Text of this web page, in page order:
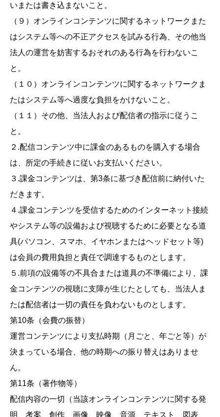
いまたは書き込まないこと。
（９）オンラインコンテンツに関するネットワークまた
はシステム等への不正アクセスを試みる行為、その他当
法人の運営を妨害するおそれのある行為を行わないこ
と。
（１０）オンラインコンテンツに関するネットワークま
たはシステム等へ過度な負担をかけないこと。
（１１）その他、当法人および配信者の指示に従うこ
と。
２.配信コンテンツ中に課金のあるものを購入する場合
は、所定の手続きに従いお支払いください。
３.課金コンテンツは、第3条に基づき配信前に納付いた
だきます。
４.課金コンテンツを受信するためのインターネット接続
やシステム等の設備および視聴するために必要となる道
具(パソコン、スマホ、イヤホンまたはヘッドセット等)
は会員の費用負担と責任で調達するものとします。
５.前項の設備等の不具合または道具の不準備により、課
金コンテンツの視聴に支障が生じたとしても、当法人ま
たは配信者は一切の責任を負わないものとします。
第10条（会費の振替）
運営コンテンツにより支払時期（月ごと、年ごと等）が
決まっている場合、他の時期への振り替えはありませ
ん。
第11条（著作物等）
配信内容の一切（当該オンラインコンテンツに関する発
明、考案、創作、画像、映像、音源、テキスト、図表、